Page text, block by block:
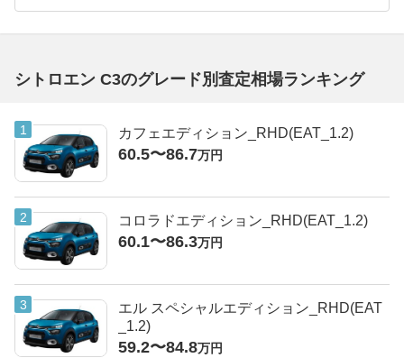
シトロエン C3のグレード別査定相場ランキング
カフェエディション_RHD(EAT_1.2)
60.5〜86.7万円
コロラドエディション_RHD(EAT_1.2)
60.1〜86.3万円
エル スペシャルエディション_RHD(EAT
_1.2)
59.2〜84.8万円